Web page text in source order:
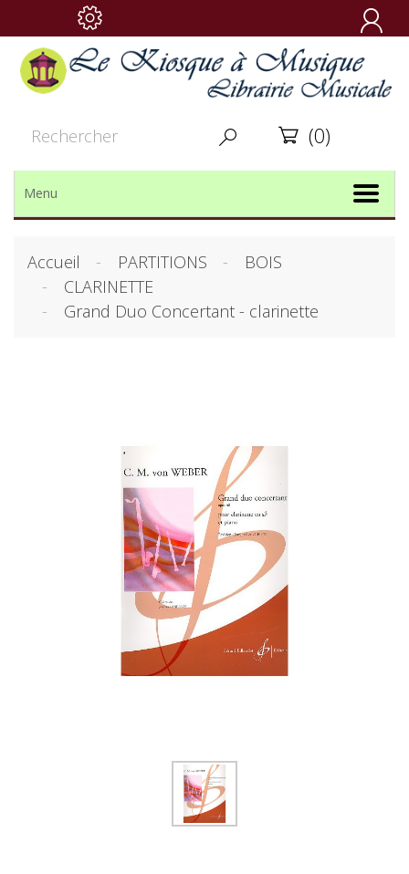

  (0)
Menu
Accueil PARTITIONS
BOIS
CLARINETTE
Grand Duo Concertant - clarinette